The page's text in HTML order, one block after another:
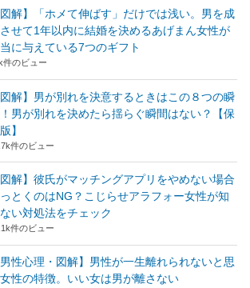
図解】「ホメて伸ばす」だけでは浅い。男を成
せて1年以内に結婚を決めるあげまん女性が
に与えている7つのギフト
件のビュー
図解】男が別れを決意するときはこの８つの瞬
男が別れを決めたら揺らぐ瞬間はない？【保
】
件のビュー
図解】彼氏がマッチングアプリをやめない場合
とくのはNG？こじらせアラフォー女性が知
い対処法をチェック
件のビュー
男性心理・図解】男性が一生離れられないと思
性の特徴。いい女は男が離さない